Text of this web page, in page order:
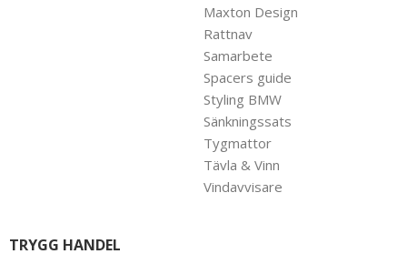
Maxton Design
Rattnav
Samarbete
Spacers guide
Styling BMW
Sänkningssats
Tygmattor
Tävla & Vinn
Vindavvisare
TRYGG HANDEL